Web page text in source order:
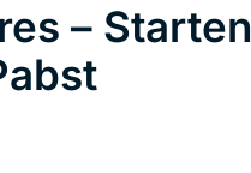
– Starten